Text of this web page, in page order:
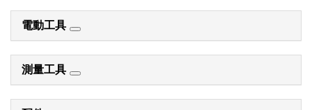
電動工具
測量工具